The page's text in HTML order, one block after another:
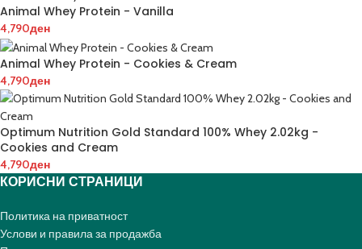
Animal Whey Protein - Vanilla
4,790ден
Animal Whey Protein - Cookies & Cream
4,790ден
Optimum Nutrition Gold Standard 100% Whey 2.02kg -
Cookies and Cream
4,790ден
КОРИСНИ СТРАНИЦИ
Политика на приватност
Услови и правила за продажба